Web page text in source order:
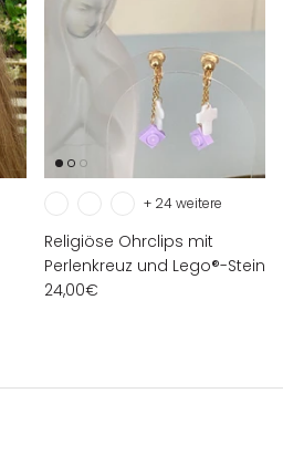
Religiöse Ohrclips mit
Perlenkreuz und Lego®-Stein
24,00€
+ 24 weitere